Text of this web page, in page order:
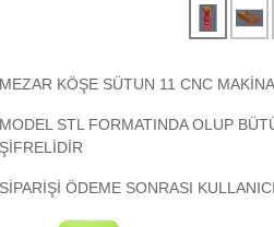
MEZAR KÖŞE SÜTUN 11 CNC
MODEL STL FORMATINDA OLUP
ŞİFRELİDİR
SİPARİŞİ ÖDEME SONRASI